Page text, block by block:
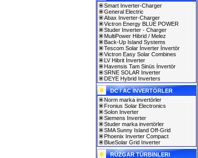
Smart Inverter-Charger
General Electric
Abax Inverter-Charger
Victron Energy BLUE POWER
Studer Inverter - Charger
MultiPower Hibrid / Melez
Back-Up Island Systems
Tescom Solar İnverter İnvertör
Victron Easy Solar Combines
LV Hibrit İnverter
Havensis Tam Sinüs İnvertör
SRNE SOLAR Inverter
DEYE Hybrid Inverters
DC / AC İNVERTÖRLER
Norm marka invertörler
Fronius Solar Electronics
Solon Inverter
Siemens Inverter
Studer marka invertörler
SMA Sunny Island Off-Grid
Phoenix Inverter Compact
BlueSolar Grid Inverter
RÜZGAR TÜRBINLERI